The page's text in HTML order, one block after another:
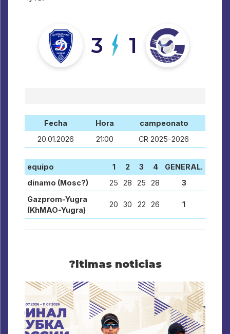
3 1
Fecha Hora
campeonato
20.01.2026
21:00 CR 2025-2026
equipo 1 2 3 4
GENERAL.
dinamo (Mosc?)
25 28 25 28
3
Gazprom-Yugra
(KhMAO-Yugra)
20 30 22 26 1
?ltimas noticias